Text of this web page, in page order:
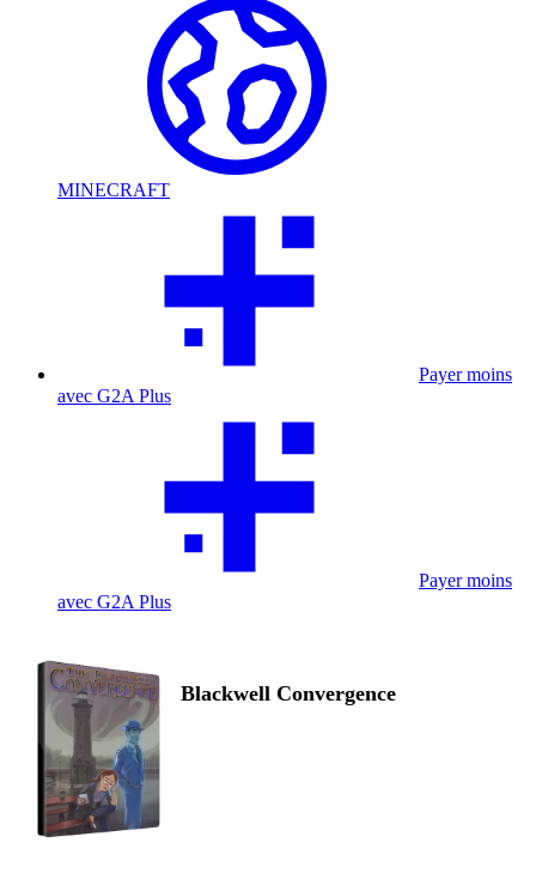
MINECRAFT
Payer moins
avec G2A Plus
Payer moins
avec G2A Plus
Blackwell Convergence